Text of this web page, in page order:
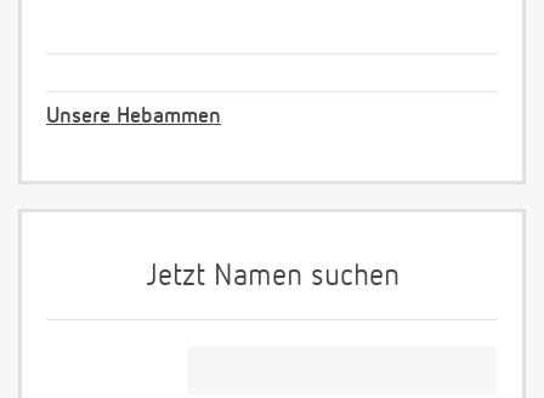
Unsere Hebammen
Jetzt Namen suchen